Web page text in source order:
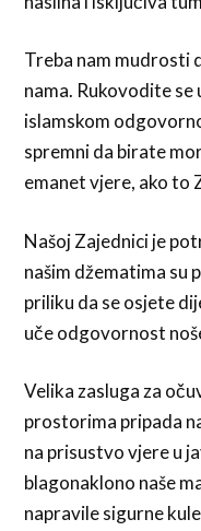
Treba nam mudrosti
nama. Rukovodite se
islamskom
spremni da birate
emanet vjere, ako to
Našoj Zajednici je
našim džematima su
priliku da se osjete
uče odgovornost
Velika zasluga za
prostorima pripada
na prisustvo vjere u
blagonaklono naše
napravile sigurne